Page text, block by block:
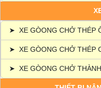
➤ XE GÒONG CHỞ THÉP
➤ XE GÒONG CHỞ THÉP
➤ XE GÒONG CHỞ